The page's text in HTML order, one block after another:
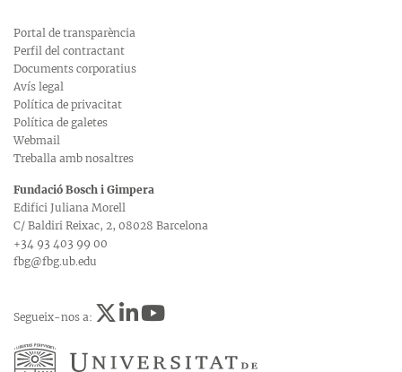
Portal de transparència
Perfil del contractant
Documents corporatius
Avís legal
Política de privacitat
Política de galetes
Webmail
Treballa amb nosaltres
Fundació Bosch i Gimpera
Edifici Juliana Morell
C/ Baldiri Reixac, 2, 08028 Barcelona
+34 93 403 99 00
fbg@fbg.ub.edu
Segueix-nos a: